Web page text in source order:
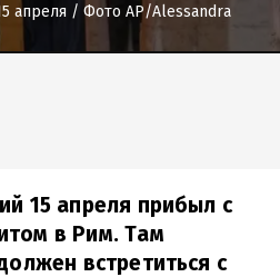
апреля / Фото AP/Alessandra
15 апреля прибыл с
в Рим. Там
встретиться с